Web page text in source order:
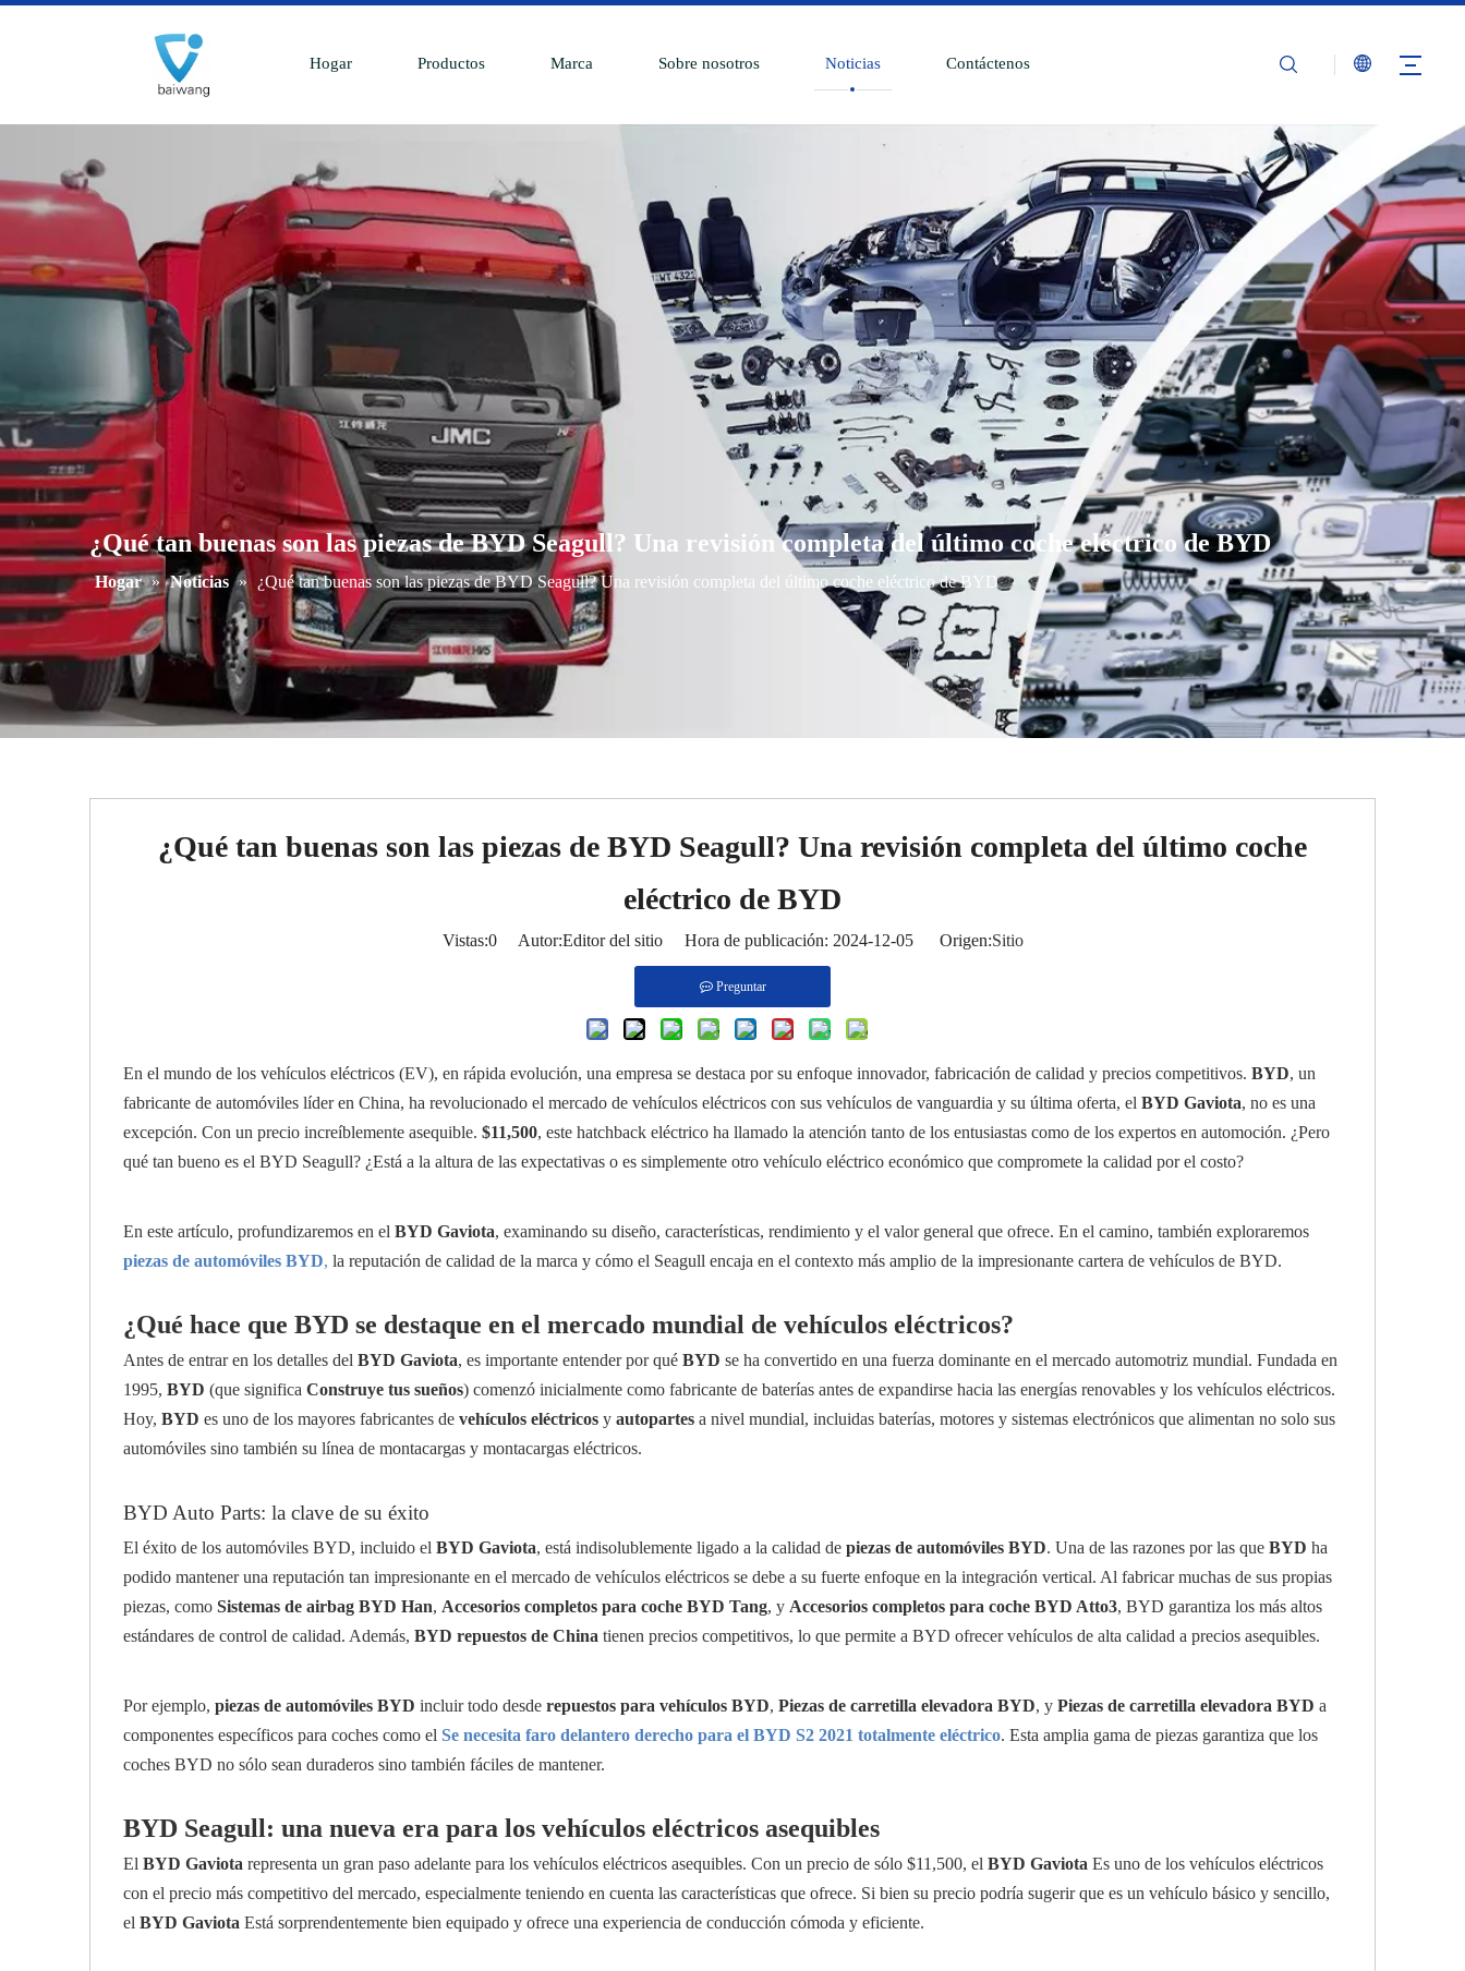
Hogar Productos Marca Sobre nosotros Noticias Contáctenos
¿Qué tan buenas son las piezas de BYD Seagull? Una revisión completa del último coche eléctrico de BYD
Hogar » Noticias » ¿Qué tan buenas son las piezas de BYD Seagull? Una revisión completa del último coche eléctrico de BYD
¿Qué tan buenas son las piezas de BYD Seagull? Una revisión completa del último coche
eléctrico de BYD
Vistas:0Autor:Editor del sitio Hora de publicación: 2024-12-05 Origen:Sitio
Preguntar
En el mundo de los vehículos eléctricos (EV), en rápida evolución, una empresa se destaca por su enfoque innovador, fabricación de calidad y precios competitivos. BYD, un
fabricante de automóviles líder en China, ha revolucionado el mercado de vehículos eléctricos con sus vehículos de vanguardia y su última oferta, el BYD Gaviota, no es una
excepción. Con un precio increíblemente asequible. $11,500, este hatchback eléctrico ha llamado la atención tanto de los entusiastas como de los expertos en automoción. ¿Pero
qué tan bueno es el BYD Seagull? ¿Está a la altura de las expectativas o es simplemente otro vehículo eléctrico económico que compromete la calidad por el costo?
En este artículo, profundizaremos en el BYD Gaviota, examinando su diseño, características, rendimiento y el valor general que ofrece. En el camino, también exploraremos
piezas de automóviles BYD, la reputación de calidad de la marca y cómo el Seagull encaja en el contexto más amplio de la impresionante cartera de vehículos de BYD.
¿Qué hace que BYD se destaque en el mercado mundial de vehículos eléctricos?
Antes de entrar en los detalles del BYD Gaviota, es importante entender por qué BYD se ha convertido en una fuerza dominante en el mercado automotriz mundial. Fundada en
1995, BYD (que significa Construye tus sueños) comenzó inicialmente como fabricante de baterías antes de expandirse hacia las energías renovables y los vehículos eléctricos.
Hoy, BYD es uno de los mayores fabricantes de vehículos eléctricos y autopartes a nivel mundial, incluidas baterías, motores y sistemas electrónicos que alimentan no solo sus
automóviles sino también su línea de montacargas y montacargas eléctricos.
BYD Auto Parts: la clave de su éxito
El éxito de los automóviles BYD, incluido el BYD Gaviota, está indisolublemente ligado a la calidad de piezas de automóviles BYD. Una de las razones por las que BYD ha
podido mantener una reputación tan impresionante en el mercado de vehículos eléctricos se debe a su fuerte enfoque en la integración vertical. Al fabricar muchas de sus propias
piezas, como Sistemas de airbag BYD Han, Accesorios completos para coche BYD Tang, y Accesorios completos para coche BYD Atto3, BYD garantiza los más altos
estándares de control de calidad. Además, BYD repuestos de China tienen precios competitivos, lo que permite a BYD ofrecer vehículos de alta calidad a precios asequibles.
Por ejemplo, piezas de automóviles BYD incluir todo desde repuestos para vehículos BYD, Piezas de carretilla elevadora BYD, y Piezas de carretilla elevadora BYD a
componentes específicos para coches como el Se necesita faro delantero derecho para el BYD S2 2021 totalmente eléctrico. Esta amplia gama de piezas garantiza que los
coches BYD no sólo sean duraderos sino también fáciles de mantener.
BYD Seagull: una nueva era para los vehículos eléctricos asequibles
El BYD Gaviota representa un gran paso adelante para los vehículos eléctricos asequibles. Con un precio de sólo $11,500, el BYD Gaviota Es uno de los vehículos eléctricos
con el precio más competitivo del mercado, especialmente teniendo en cuenta las características que ofrece. Si bien su precio podría sugerir que es un vehículo básico y sencillo,
el BYD Gaviota Está sorprendentemente bien equipado y ofrece una experiencia de conducción cómoda y eficiente.